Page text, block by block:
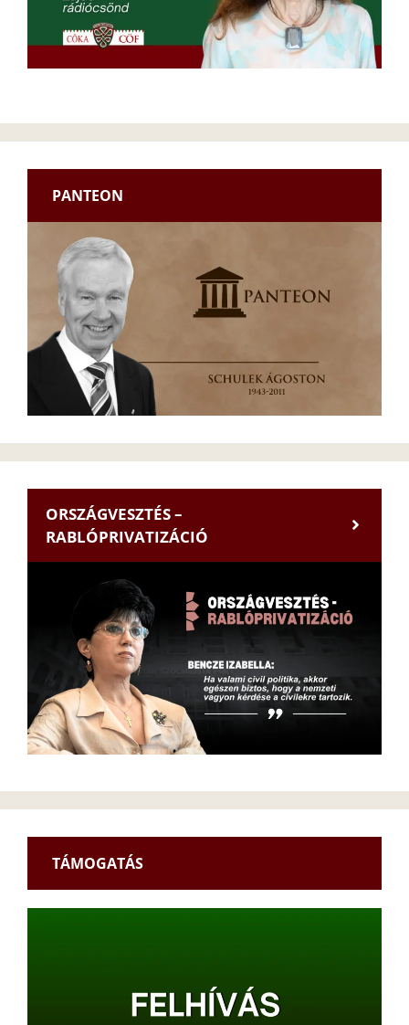
PANTEON
ORSZÁGVESZTÉS –
RABLÓPRIVATIZÁCIÓ
TÁMOGATÁS